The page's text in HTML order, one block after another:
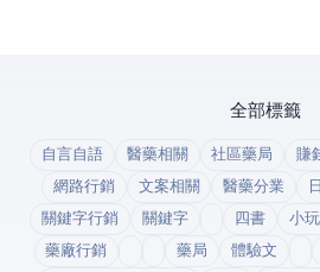
全部標籤
自言自語 醫藥相關 社區藥局 賺
網路行銷
文案相關 醫藥分業
關鍵字行銷
關鍵字 四書 小
藥廠行銷
藥局 體驗文